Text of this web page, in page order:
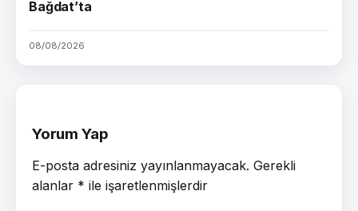
Bağdat’ta
08/08/2026
Yorum Yap
E-posta adresiniz yayınlanmayacak. Gerekli
alanlar * ile işaretlenmişlerdir